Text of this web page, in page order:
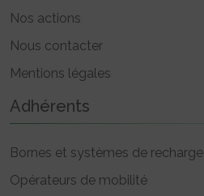
Nos actions
Nous contacter
Mentions légales
Adhérents
Bornes et systèmes de recharge
Opérateurs de mobilité